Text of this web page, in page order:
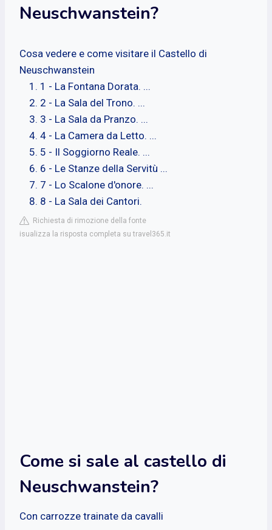
Neuschwanstein?
Cosa vedere e come visitare il Castello di
Neuschwanstein
1 - La Fontana Dorata. ...
2 - La Sala del Trono. ...
3 - La Sala da Pranzo. ...
4 - La Camera da Letto. ...
5 - Il Soggiorno Reale. ...
6 - Le Stanze della Servitù ...
7 - Lo Scalone d'onore. ...
8 - La Sala dei Cantori.
Richiesta di rimozione della fonte
isualizza la risposta completa su travel365.it
Come si sale al castello di
Neuschwanstein?
Con carrozze trainate da cavalli